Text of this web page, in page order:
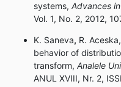
systems, Advances
Vol. 1, No. 2, 2012,
K. Saneva, R. Aceska,
behavior of
transform, Analele
ANUL XVIII, Nr. 2,